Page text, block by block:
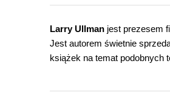
Larry Ullman jest prezesem
Jest autorem świetnie
książek na temat podobnych